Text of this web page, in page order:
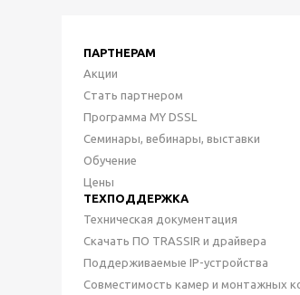
ПАРТНЕРАМ
Акции
Стать партнером
Программа MY DSSL
Семинары, вебинары, выставки
Обучение
Цены
ТЕХПОДДЕРЖКА
Техническая документация
Скачать ПО TRASSIR и драйвера
Поддерживаемые IP-устройства
Совместимость камер и монтажных